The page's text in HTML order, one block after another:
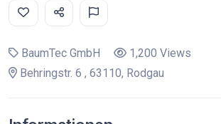
BaumTec GmbH
1,200 Views
Behringstr. 6 , 63110, Rodgau